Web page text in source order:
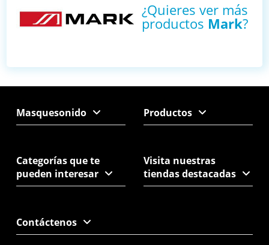
¿Quieres ver más
productos Mark?
Masquesonido Productos
Categorías que te
pueden interesar
Visita nuestras
tiendas destacadas
Contáctenos